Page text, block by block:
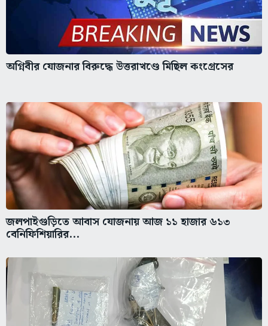
অগ্নিবীর যোজনার বিরুদ্ধে উত্তরাখণ্ডে মিছিল কংগ্রেসের
জলপাইগুড়িতে আবাস যোজনায় আজ ১১ হাজার ৬১৩
বেনিফিশিয়ারির...